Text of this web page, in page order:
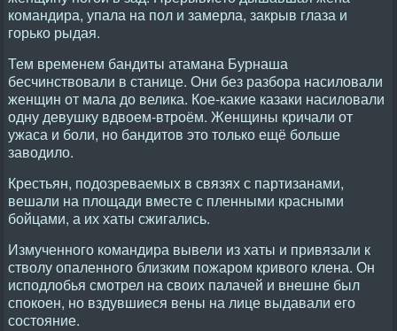
командира, упала на пол и замерла, закрыв глаза и
горько рыдая.
Тем временем бандиты атамана Бурнаша
бесчинствовали в станице. Они без разбора насиловали
женщин от мала до велика. Кое-какие казаки насиловали
одну девушку вдвоем-втроём. Женщины кричали от
ужаса и боли, но бандитов это только ещё больше
заводило.
Крестьян, подозреваемых в связях с партизанами,
вешали на площади вместе с пленными красными
бойцами, а их хаты сжигались.
Измученного командира вывели из хаты и привязали к
стволу опаленного близким пожаром кривого клена. Он
исподлобья смотрел на своих палачей и внешне был
спокоен, но вздувшиеся вены на лице выдавали его
состояние.